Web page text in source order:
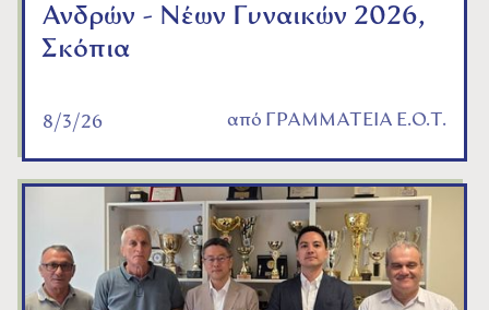
Ανδρών - Νέων Γυναικών 2026,
Σκόπια
8/3/26 από ΓΡΑΜΜΑΤΕΙΑ Ε.Ο.Τ.